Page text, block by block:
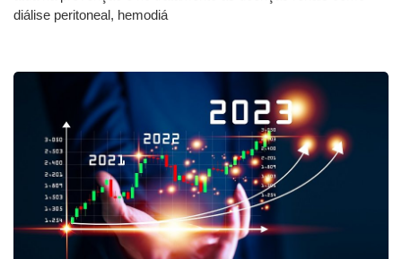
diálise peritoneal, hemodiá